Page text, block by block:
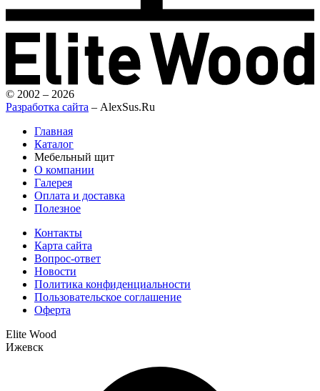
© 2002 – 2026
Разработка сайта – AlexSus.Ru
Главная
Каталог
Мебельный щит
О компании
Галерея
Оплата и доставка
Полезное
Контакты
Карта сайта
Вопрос-ответ
Новости
Политика конфиденциальности
Пользовательское соглашение
Оферта
Elite Wood
Ижевск